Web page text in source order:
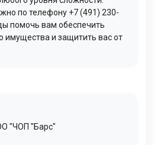
по телефону +7 (491) 230-
помочь вам обеспечить
имущества и защитить вас от
"ЧОП "Барс"